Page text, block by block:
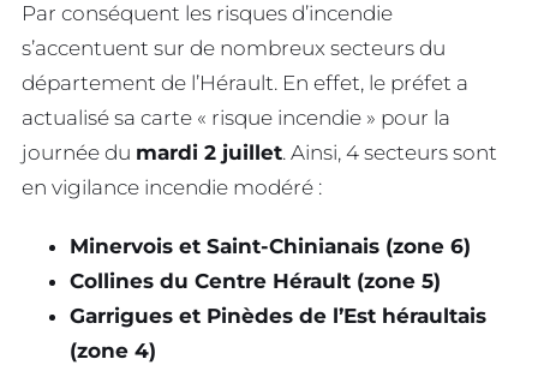
Par conséquent les risques d’incendie
s’accentuent sur de nombreux secteurs du
département de l’Hérault. En effet, le préfet a
actualisé sa carte « risque incendie » pour la
journée du mardi 2 juillet. Ainsi, 4 secteurs sont
en vigilance incendie modéré :
Minervois et Saint-Chinianais (zone 6)
Collines du Centre Hérault (zone 5)
Garrigues et Pinèdes de l’Est héraultais
(zone 4)